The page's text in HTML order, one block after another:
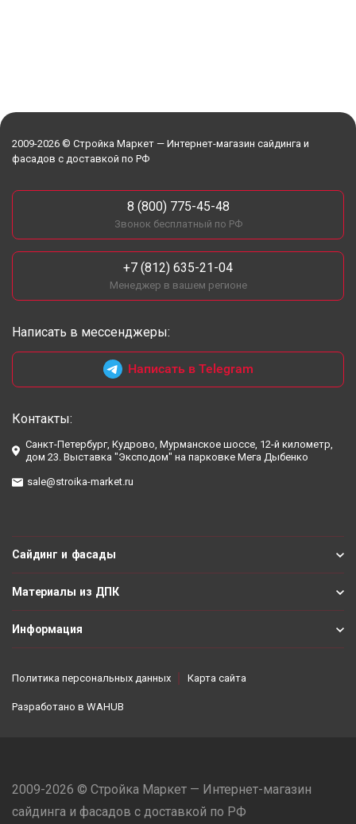
2009-2026 © Стройка Маркет — Интернет-магазин сайдинга и
фасадов с доставкой по РФ
8 (800) 775-45-48
Звонок бесплатный по РФ
+7 (812) 635-21-04
Менеджер в вашем регионе
Написать в мессенджеры:
Написать в Telegram
Контакты:
Санкт-Петербург, Кудрово, Мурманское шоссе, 12-й километр,
дом 23. Выставка "Эксподом" на парковке Мега Дыбенко
sale@stroika-market.ru
Сайдинг и фасады
Материалы из ДПК
Информация
Политика персональных данных Карта сайта
Разработано в WAHUB
2009-2026 © Стройка Маркет — Интернет-магазин
сайдинга и фасадов с доставкой по РФ